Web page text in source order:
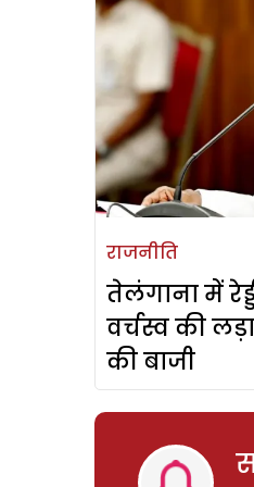
राजनीति
तेलंगाना में
वर्चस्व की
की बाजी